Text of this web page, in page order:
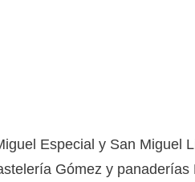
Especial y San Miguel
Gómez y panaderías